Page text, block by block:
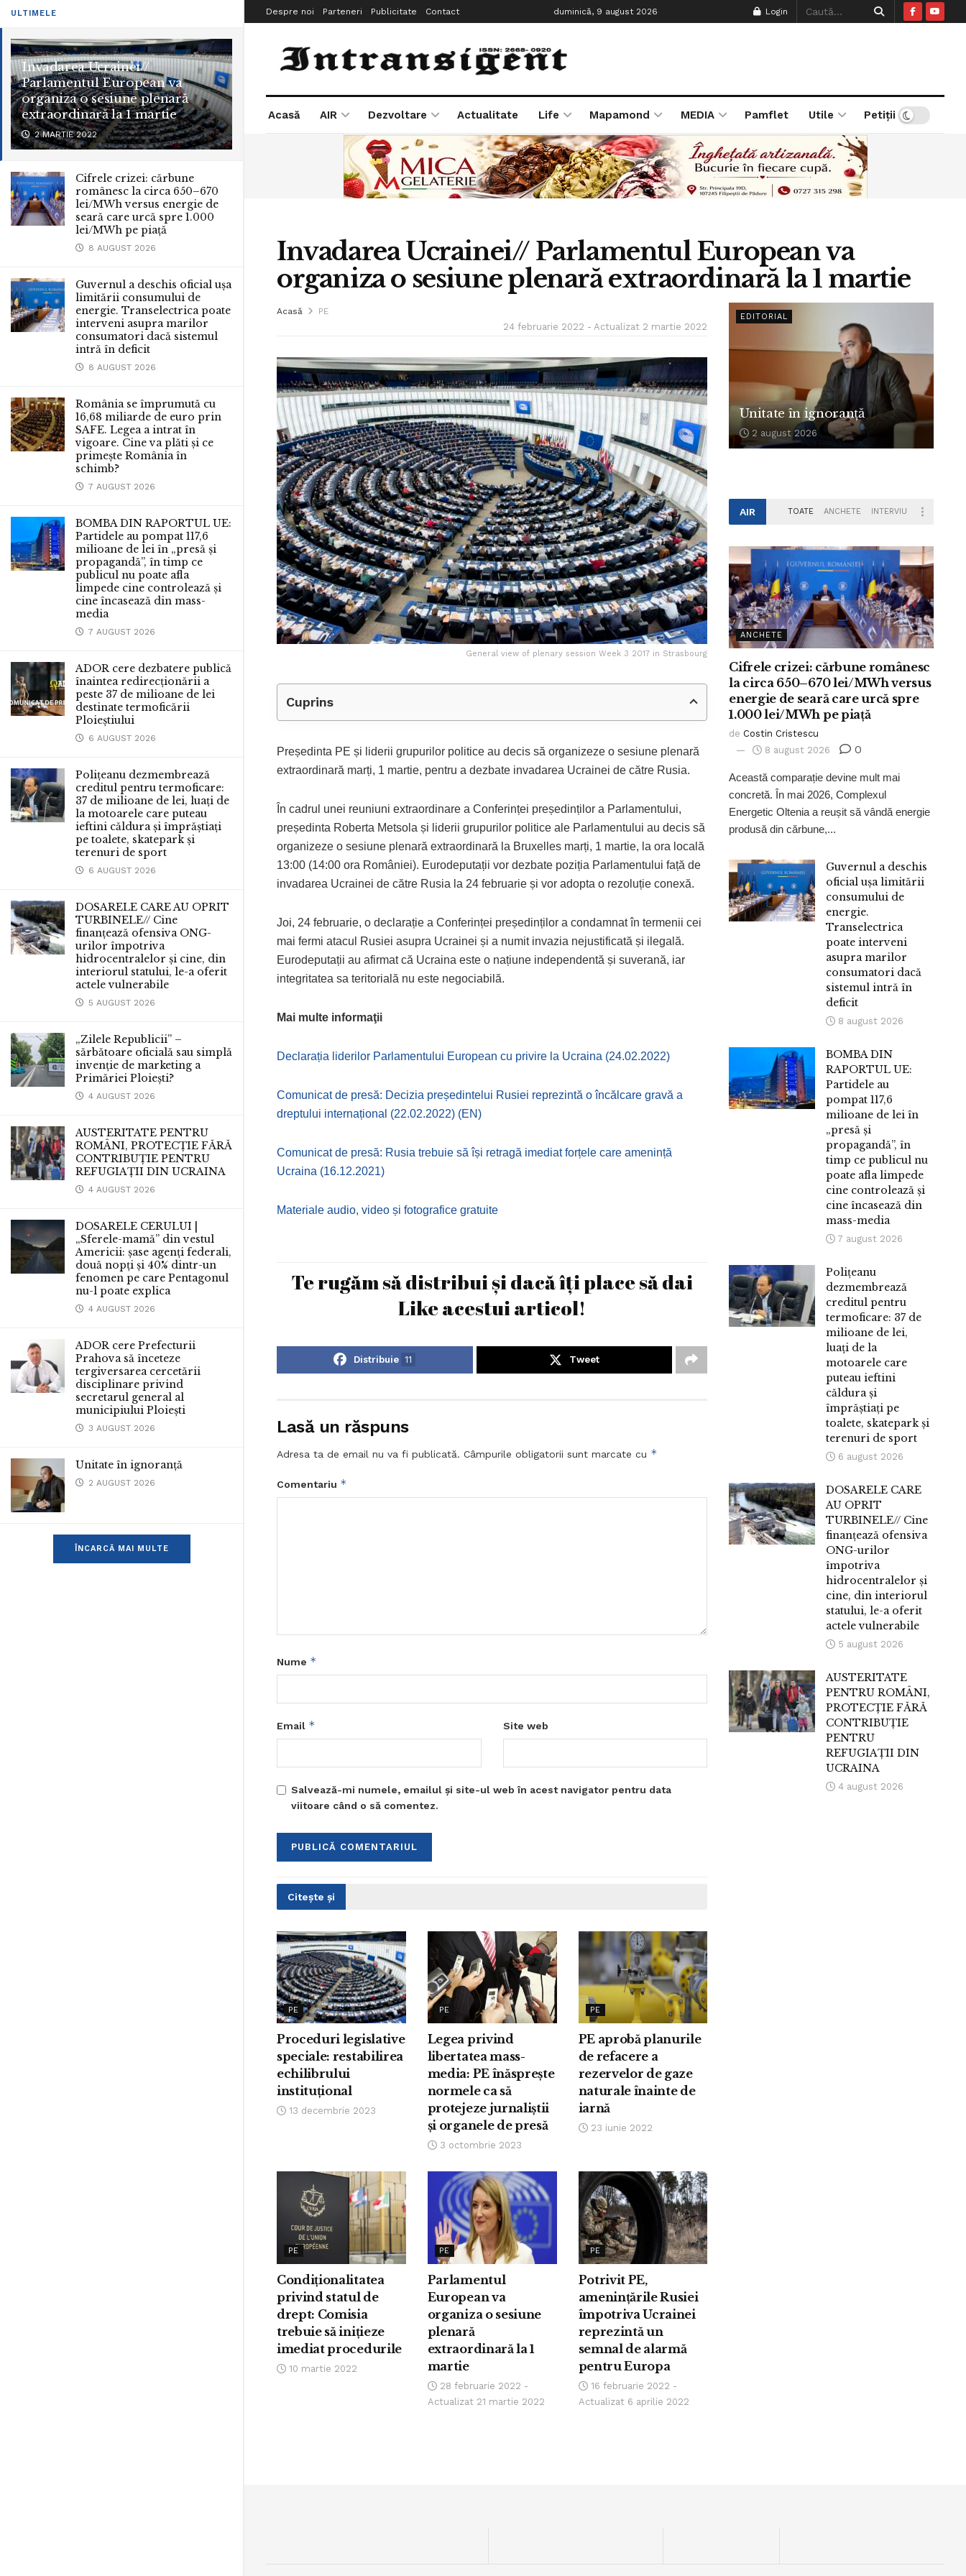
ULTIMELE
Invadarea Ucrainei//
Parlamentul European va
organiza o sesiune plenară
extraordinară la 1 martie
2 MARTIE 2022
Cifrele crizei: cărbune
românesc la circa 650–670
lei/MWh versus energie de
seară care urcă spre 1.000
lei/MWh pe piață
8 AUGUST 2026
Guvernul a deschis oficial ușa
limitării consumului de
energie. Transelectrica poate
interveni asupra marilor
consumatori dacă sistemul
intră în deficit
8 AUGUST 2026
România se împrumută cu
16,68 miliarde de euro prin
SAFE. Legea a intrat în
vigoare. Cine va plăti și ce
primește România în
schimb?
7 AUGUST 2026
BOMBA DIN RAPORTUL UE:
Partidele au pompat 117,6
milioane de lei în „presă și
propagandă”, în timp ce
publicul nu poate afla
limpede cine controlează și
cine încasează din mass-
media
7 AUGUST 2026
ADOR cere dezbatere publică
înaintea redirecționării a
peste 37 de milioane de lei
destinate termoficării
Ploieștiului
6 AUGUST 2026
Polițeanu dezmembrează
creditul pentru termoficare:
37 de milioane de lei, luați de
la motoarele care puteau
ieftini căldura și împrăștiați
pe toalete, skatepark și
terenuri de sport
6 AUGUST 2026
DOSARELE CARE AU OPRIT
TURBINELE// Cine
finanțează ofensiva ONG-
urilor împotriva
hidrocentralelor și cine, din
interiorul statului, le-a oferit
actele vulnerabile
5 AUGUST 2026
„Zilele Republicii” –
sărbătoare oficială sau simplă
invenție de marketing a
Primăriei Ploiești?
4 AUGUST 2026
AUSTERITATE PENTRU
ROMÂNI, PROTECȚIE FĂRĂ
CONTRIBUȚIE PENTRU
REFUGIAȚII DIN UCRAINA
4 AUGUST 2026
DOSARELE CERULUI |
„Sferele-mamă” din vestul
Americii: șase agenți federali,
două nopți și 40% dintr-un
fenomen pe care Pentagonul
nu-l poate explica
4 AUGUST 2026
ADOR cere Prefecturii
Prahova să înceteze
tergiversarea cercetării
disciplinare privind
secretarul general al
municipiului Ploiești
3 AUGUST 2026
Unitate în ignoranță
2 AUGUST 2026
ÎNCARCĂ MAI MULTE
Despre noi Parteneri Publicitate Contact duminică, 9 august 2026 Login
Acasă AIR Dezvoltare Actualitate Life Mapamond MEDIA Pamflet Utile Petiții
Invadarea Ucrainei// Parlamentul European va
organiza o sesiune plenară extraordinară la 1 martie
Acasă PE
24 februarie 2022 - Actualizat 2 martie 2022
General view of plenary session Week 3 2017 in Strasbourg
Cuprins
Președinta PE și liderii grupurilor politice au decis să organizeze o sesiune plenară
extraordinară marți, 1 martie, pentru a dezbate invadarea Ucrainei de către Rusia.
În cadrul unei reuniuni extraordinare a Conferinței președinților a Parlamentului,
președinta Roberta Metsola și liderii grupurilor politice ale Parlamentului au decis să
organizeze o sesiune plenară extraordinară la Bruxelles marți, 1 martie, la ora locală
13:00 (14:00 ora României). Eurodeputații vor dezbate poziția Parlamentului față de
invadarea Ucrainei de către Rusia la 24 februarie și vor adopta o rezoluție conexă.
Joi, 24 februarie, o declarație a Conferinței președinților a condamnat în termenii cei
mai fermi atacul Rusiei asupra Ucrainei și a numit invazia nejustificată și ilegală.
Eurodeputații au afirmat că Ucraina este o națiune independentă și suverană, iar
integritatea sa teritorială nu este negociabilă.
Mai multe informaţii
Declarația liderilor Parlamentului European cu privire la Ucraina (24.02.2022)
Comunicat de presă: Decizia președintelui Rusiei reprezintă o încălcare gravă a
dreptului internațional (22.02.2022) (EN)
Comunicat de presă: Rusia trebuie să își retragă imediat forțele care amenință
Ucraina (16.12.2021)
Materiale audio, video și fotografice gratuite
Te rugăm să distribui și dacă îți place să dai
Like acestui articol!
Distribuie 11 Tweet
Lasă un răspuns
Adresa ta de email nu va fi publicată. Câmpurile obligatorii sunt marcate cu *
Comentariu *
Nume *
Email * Site web
Salvează-mi numele, emailul și site-ul web în acest navigator pentru data
viitoare când o să comentez.
Citește și
PE
Proceduri legislative
speciale: restabilirea
echilibrului
instituțional
13 decembrie 2023
PE
Legea privind
libertatea mass-
media: PE înăsprește
normele ca să
protejeze jurnaliștii
și organele de presă
3 octombrie 2023
PE
PE aprobă planurile
de refacere a
rezervelor de gaze
naturale înainte de
iarnă
23 iunie 2022
PE
Condiționalitatea
privind statul de
drept: Comisia
trebuie să inițieze
imediat procedurile
10 martie 2022
PE
Parlamentul
European va
organiza o sesiune
plenară
extraordinară la 1
martie
28 februarie 2022 -
Actualizat 21 martie 2022
PE
Potrivit PE,
amenințările Rusiei
împotriva Ucrainei
reprezintă un
semnal de alarmă
pentru Europa
16 februarie 2022 -
Actualizat 6 aprilie 2022
EDITORIAL
Unitate în ignoranță
2 august 2026
AIR TOATE ANCHETE INTERVIU
ANCHETE
Cifrele crizei: cărbune românesc
la circa 650–670 lei/MWh versus
energie de seară care urcă spre
1.000 lei/MWh pe piață
de Costin Cristescu
8 august 2026
0
Această comparație devine mult mai
concretă. În mai 2026, Complexul
Energetic Oltenia a reușit să vândă energie
produsă din cărbune,...
Guvernul a deschis
oficial ușa limitării
consumului de
energie.
Transelectrica
poate interveni
asupra marilor
consumatori dacă
sistemul intră în
deficit
8 august 2026
BOMBA DIN
RAPORTUL UE:
Partidele au
pompat 117,6
milioane de lei în
„presă și
propagandă”, în
timp ce publicul nu
poate afla limpede
cine controlează și
cine încasează din
mass-media
7 august 2026
Polițeanu
dezmembrează
creditul pentru
termoficare: 37 de
milioane de lei,
luați de la
motoarele care
puteau ieftini
căldura și
împrăștiați pe
toalete, skatepark și
terenuri de sport
6 august 2026
DOSARELE CARE
AU OPRIT
TURBINELE// Cine
finanțează ofensiva
ONG-urilor
împotriva
hidrocentralelor și
cine, din interiorul
statului, le-a oferit
actele vulnerabile
5 august 2026
AUSTERITATE
PENTRU ROMÂNI,
PROTECȚIE FĂRĂ
CONTRIBUȚIE
PENTRU
REFUGIAȚII DIN
UCRAINA
4 august 2026